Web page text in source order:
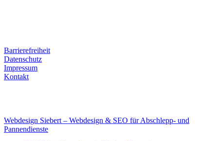
Barrierefreiheit
Datenschutz
Impressum
Kontakt
Webdesign Siebert – Webdesign & SEO für Abschlepp- und
Pannendienste